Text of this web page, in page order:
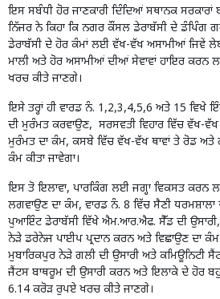
ਇਸ ਸਬੰਧੀ ਹੋਰ ਜਾਣਕਾਰੀ ਦਿੰਦਿਆਂ ਸਥਾਨਕ ਸਰਕਾਰਾਂ
ਨਿੱਜਰ ਨੇ ਕਿਹਾ ਕਿ ਨਗਰ ਕੌਂਸਲ ਡੇਰਾਬੱਸੀ ਦੇ ਡੰਪਿੰਗ
ਡੇਰਾਬੱਸੀ ਦੇ ਹੋਰ ਕੰਮਾਂ ਲਈ ਵੱਖ-ਵੱਖ ਅਸਾਮੀਆਂ ਜਿਵੇਂ
ਮਾਲੀ ਅਤੇ ਹੋਰ ਅਸਾਮੀਆਂ ਦੀਆਂ ਸੇਵਾਵਾਂ ਹਾਇਰ
ਖਰਚ ਕੀਤੇ ਜਾਣਗੇ।
ਇਸੇ ਤਰ੍ਹਾਂ ਹੀ ਵਾਰਡ ਨੰ. 1,2,3,4,5,6 ਅਤੇ 15 ਵਿਖੇ
ਦੀ ਮੁਰੰਮਤ ਕਰਵਾਉਣ, ਸਰਸਵਤੀ ਵਿਹਾਰ ਵਿੱਚ ਵੱਖ-
ਮੁਰੰਮਤ ਦਾ ਕੰਮ, ਕਸਬੇ ਵਿੱਚ ਵੱਖ-ਵੱਖ ਥਾਵਾਂ ਤੇ ਰੋਡ
ਕੰਮ ਕੀਤਾ ਜਾਵੇਗਾ।
ਇਸ ਤੋ ਇਲਾਵਾ, ਪਾਰਕਿੰਗ ਲਈ ਜਗ੍ਹਾ ਵਿਕਸਤ ਕਰਨ
ਲਗਵਾਉਣ ਦਾ ਕੰਮ, ਵਾਰਡ ਨੰ. 8 ਵਿੱਚ ਸੈਣੀ ਧਰਮਸ਼ਾਲਾ
ਪੁਆਇੰਟ ਡੇਰਾਬੱਸੀ ਵਿੱਖੇ ਐਮ.ਆਰ.ਐਫ. ਸੈੱਡ ਦੀ
ਨੇੜੇ ਡਰੇਨੇਜ ਪਾਈਪ ਪ੍ਰਦਾਨ ਕਰਨ ਅਤੇ ਵਿਛਾਉਣ ਦਾ
ਮੁਬਾਰਿਕਪੁਰ ਨੇੜੇ ਗਲੀ ਦੀ ਉਸਾਰੀ ਅਤੇ ਕਮਿਊਨਿਟੀ
ਜੈਂਟਸ ਬਾਥਰੂਮ ਦੀ ਉਸਾਰੀ ਕਰਨ ਅਤੇ ਇਲਾਕੇ ਦੇ ਹੋਰ
6.14 ਕਰੋੜ ਰੁਪਏ ਖਰਚ ਕੀਤੇ ਜਾਣਗੇ।